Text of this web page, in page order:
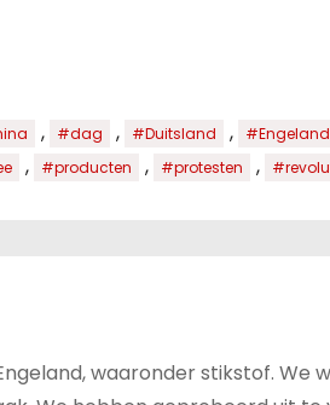
, #dag , #Duitsland , #Engeland
, #producten , #protesten ,
waaronder stikstof. We